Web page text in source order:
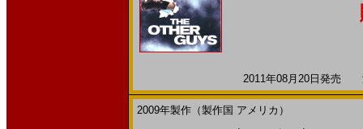
2011年08月20日発売
2009年製作（製作国 アメリカ）